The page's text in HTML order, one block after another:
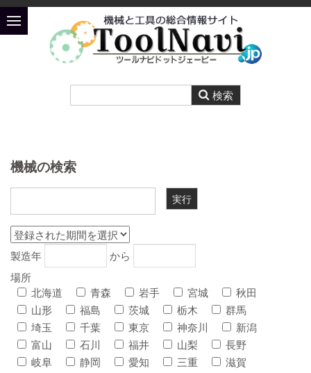
機械の検索
製造年
から
場所
北海道
青森 岩手 宮城
秋田
山形
福島 茨城 栃木
群馬
埼玉
千葉 東京 神奈川
新潟
富山
石川 福井 山梨
長野
岐阜
静岡 愛知 三重
滋賀